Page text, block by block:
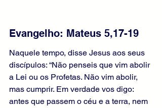
Evangelho: Mateus 5,17-19
Naquele tempo, disse Jesus aos seus
discípulos: “Não penseis que vim abolir
a Lei ou os Profetas. Não vim abolir,
mas cumprir. Em verdade vos digo:
antes que passem o céu e a terra, nem